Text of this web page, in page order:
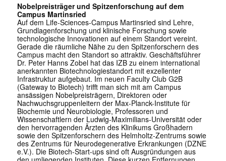
Nobelpreisträger und Spitzenforschung auf dem
Campus Martinsried
Auf dem Life-Sciences-Campus Martinsried sind Lehre,
Grundlagenforschung und klinische Forschung sowie
technologische Innovationen auf einem Standort vereint.
Gerade die räumliche Nähe zu den Spitzenforschern des
Campus macht den Standort so attraktiv. Geschäftsführer
Dr. Peter Hanns Zobel hat das IZB zu einem international
anerkannten Biotechnologiestandort mit exzellenter
Infrastruktur aufgebaut. Im neuen Faculty Club G2B
(Gateway to Biotech) trifft man sich mit am Campus
ansässigen Nobelpreisträgern, Direktoren oder
Nachwuchsgruppenleitern der Max-Planck-Institute für
Biochemie und Neurobiologie, Professoren und
Wissenschaftlern der Ludwig-Maximilians-Universität oder
den hervorragenden Ärzten des Klinikums Großhadern
sowie den Spitzenforschern des Helmholtz-Zentrums sowie
des Zentrums für Neurodegenerative Erkrankungen (DZNE
e.V.). Die Biotech-Start-ups sind oft Ausgründungen aus